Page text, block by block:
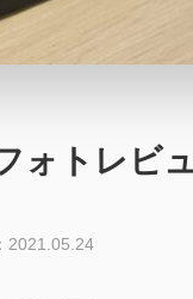
ォトレビ
2021.05.24